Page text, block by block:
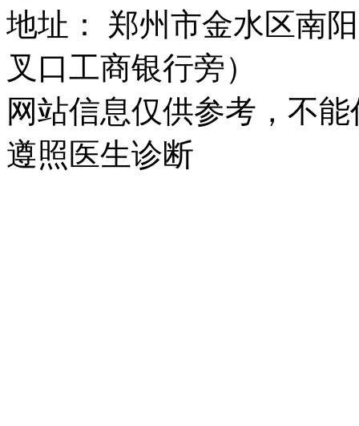
地址： 郑州市金水区南
叉口工商银行旁）
网站信息仅供参考，不
遵照医生诊断